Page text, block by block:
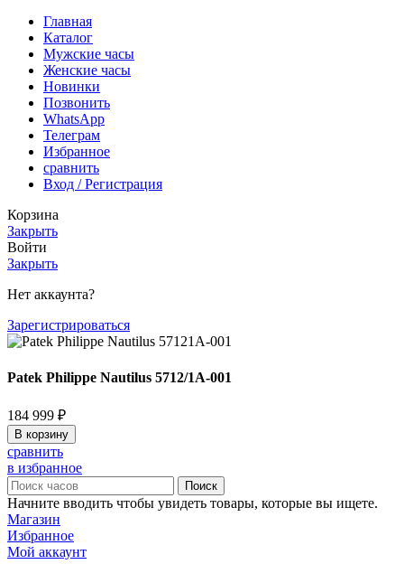
Главная
Каталог
Мужские часы
Женские часы
Новинки
Позвонить
WhatsApp
Телеграм
Избранное
сравнить
Вход / Регистрация
Корзина
Закрыть
Войти
Закрыть
Нет аккаунта?
Зарегистрироваться
Patek Philippe Nautilus 5712/1A-001
184 999 ₽
В корзину
сравнить
в избранное
Поиск
Начните вводить чтобы увидеть товары, которые вы ищете.
Магазин
Избранное
Мой аккаунт